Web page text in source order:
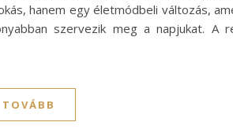
hanem egy életmódbeli változás,
szervezik meg a napjukat. A
TOVÁBB